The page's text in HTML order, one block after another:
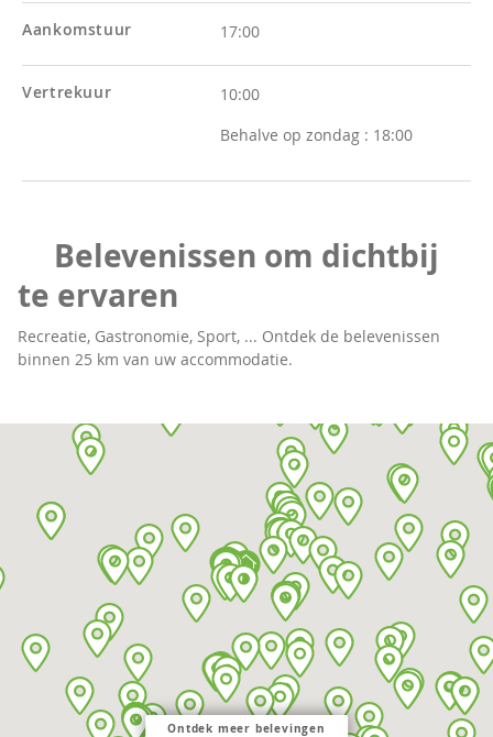
Aankomstuur 17:00
Vertrekuur
10:00
Behalve op zondag : 18:00
Belevenissen om dichtbij
te ervaren
Recreatie, Gastronomie, Sport, ... Ontdek de belevenissen
binnen 25 km van uw accommodatie.
Ontdek meer belevingen